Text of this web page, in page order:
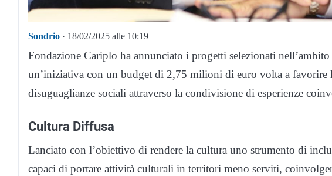
Sondrio · 18/02/2025 alle 10:19
Fondazione Cariplo ha annunciato i progetti selezionati
un’iniziativa con un budget di 2,75 milioni di euro volta a favorire
disuguaglianze sociali attraverso la condivisione di esperienze
Cultura Diffusa
Lanciato con l’obiettivo di rendere la cultura uno strumento di
capaci di portare attività culturali in territori meno serviti,